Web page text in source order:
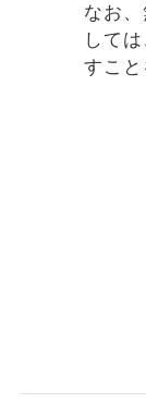
なお
して
すこと